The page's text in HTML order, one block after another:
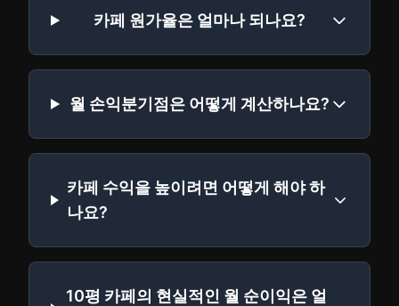
카페 원가율은 얼마나 되나요?
월 손익분기점은 어떻게 계산하나요?
카페 수익을 높이려면 어떻게 해야 하
나요?
10평 카페의 현실적인 월 순이익은 얼